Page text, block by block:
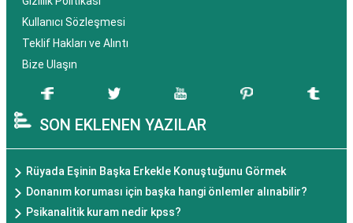
Kullanıcı Sözleşmesi
Teklif Hakları ve Alıntı
Bize Ulaşın
SON EKLENEN YAZILAR
Rüyada Eşinin Başka Erkekle Konuştuğunu Görmek
Donanım koruması için başka hangi önlemler alınabilir?
Psikanalitik kuram nedir kpss?